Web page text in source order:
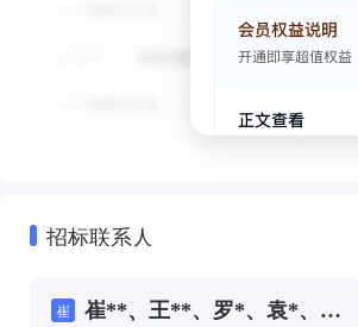
招标联系人
崔
崔**、王**、罗*、袁*、袁